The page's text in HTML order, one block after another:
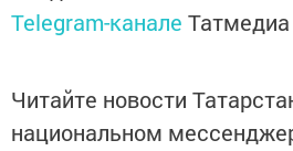
Telegram-канале Татмедиа
Читайте новости
национальном